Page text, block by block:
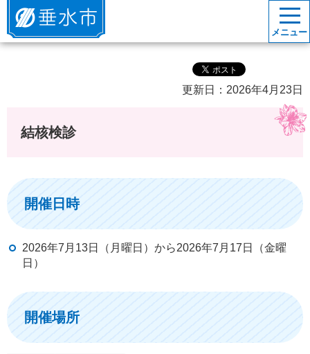
垂水市
メニュー
更新日：2026年4月23日
結核検診
開催日時
2026年7月13日（月曜日）から2026年7月17日（金曜
日）
開催場所